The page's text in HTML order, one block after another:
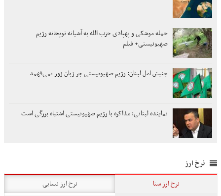
حمله موشکی و پهپادی حزب الله به آشیانه توپخانه رژیم
صهیونیستی+ فیلم
جنبش امل لبنان: رژیم صهیونیستی جز زبان زور نمی‌فهمد
نماینده لبنانی: مذاکره با رژیم صهیونیستی اشتباه بزرگی است
نرخ ارز
نرخ ارز سنا
نرخ ارز نیمایی